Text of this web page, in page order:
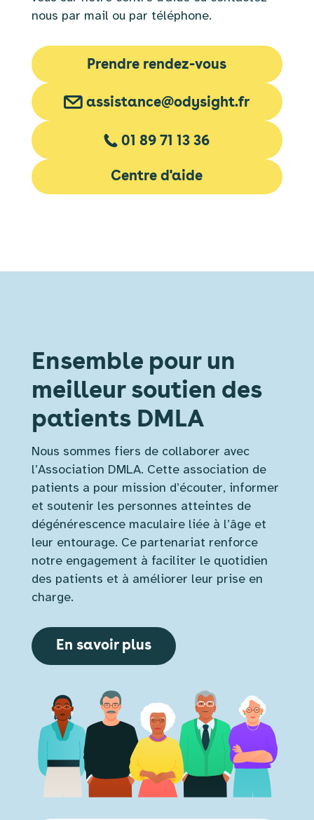
nous par mail ou par téléphone.
Prendre rendez-vous
assistance@odysight.fr
01 89 71 13 36
Centre d'aide
Ensemble pour un
meilleur soutien des
patients DMLA
Nous sommes fiers de collaborer avec
l’Association DMLA. Cette association de
patients a pour mission d’écouter, informer
et soutenir les personnes atteintes de
dégénérescence maculaire liée à l’âge et
leur entourage. Ce partenariat renforce
notre engagement à faciliter le quotidien
des patients et à améliorer leur prise en
charge.
En savoir plus